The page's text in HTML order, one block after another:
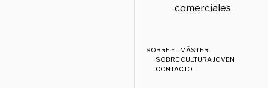
comerciales
SOBRE EL MÁSTER
SOBRE CULTURA JOVEN
CONTACTO